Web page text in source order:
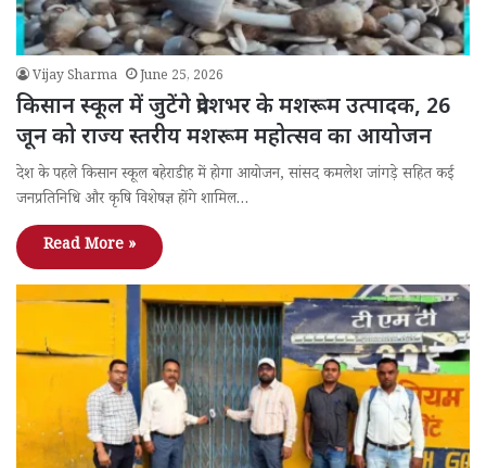
Vijay Sharma June 25, 2026
किसान स्कूल में जुटेंगे प्रदेशभर के मशरूम उत्पादक, 26
जून को राज्य स्तरीय मशरूम महोत्सव का आयोजन
देश के पहले किसान स्कूल बहेराडीह में होगा आयोजन, सांसद कमलेश जांगड़े सहित कई
जनप्रतिनिधि और कृषि विशेषज्ञ होंगे शामिल…
Read More »